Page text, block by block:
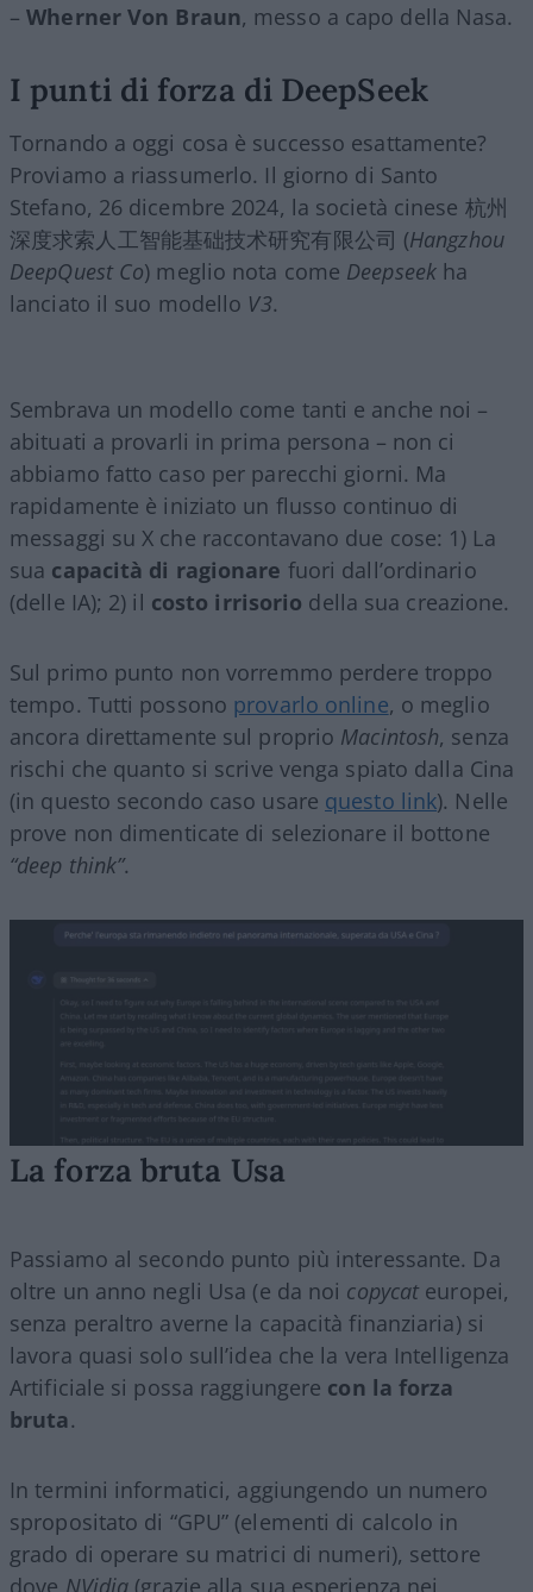
–Wherner Von Braun, messo a capo della Nasa.
I punti di forza di DeepSeek
Tornando a oggi cosa è successo esattamente?
Proviamo a riassumerlo. Il giorno di Santo
Stefano, 26 dicembre 2024, la società cinese 杭州
深度求索人工智能基础技术研究有限公司 (Hangzhou
DeepQuest Co) meglio nota come Deepseekha
lanciato il suo modello V3.
Sembrava un modello come tanti e anche noi –
abituati a provarli in prima persona – non ci
abbiamo fatto caso per parecchi giorni. Ma
rapidamente è iniziato un flusso continuo di
messaggi su X che raccontavano due cose: 1) La
sua capacità di ragionare fuori dall’ordinario
(delle IA); 2) il costo irrisorio della sua creazione.
Sul primo punto non vorremmo perdere troppo
tempo. Tutti possono provarlo online, o meglio
ancora direttamente sul proprio Macintosh, senza
rischi che quanto si scrive venga spiato dalla Cina
(in questo secondo caso usare questo link). Nelle
prove non dimenticate di selezionare il bottone
“deep think”.
La forza bruta Usa
Passiamo al secondo punto più interessante. Da
oltre un anno negli Usa (e da noi copycat europei,
senza peraltro averne la capacità finanziaria) si
lavora quasi solo sull’idea che la vera Intelligenza
Artificiale si possa raggiungere con la forza
bruta.
In termini informatici, aggiungendo un numero
spropositato di “GPU” (elementi di calcolo in
grado di operare su matrici di numeri), settore
dove NVidia (grazie alla sua esperienza nei